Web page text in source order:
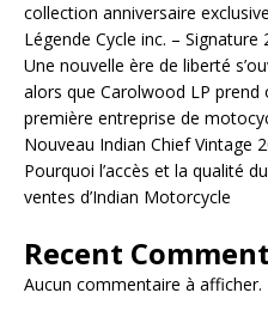
collection anniversaire exclusive
Légende Cycle inc. – Signature
Une nouvelle ère de liberté
alors que Carolwood LP
première entreprise de
Nouveau Indian Chief Vintage
Pourquoi l’accès et la qualité
ventes d’Indian Motorcycle
Recent
Aucun commentaire à afficher.